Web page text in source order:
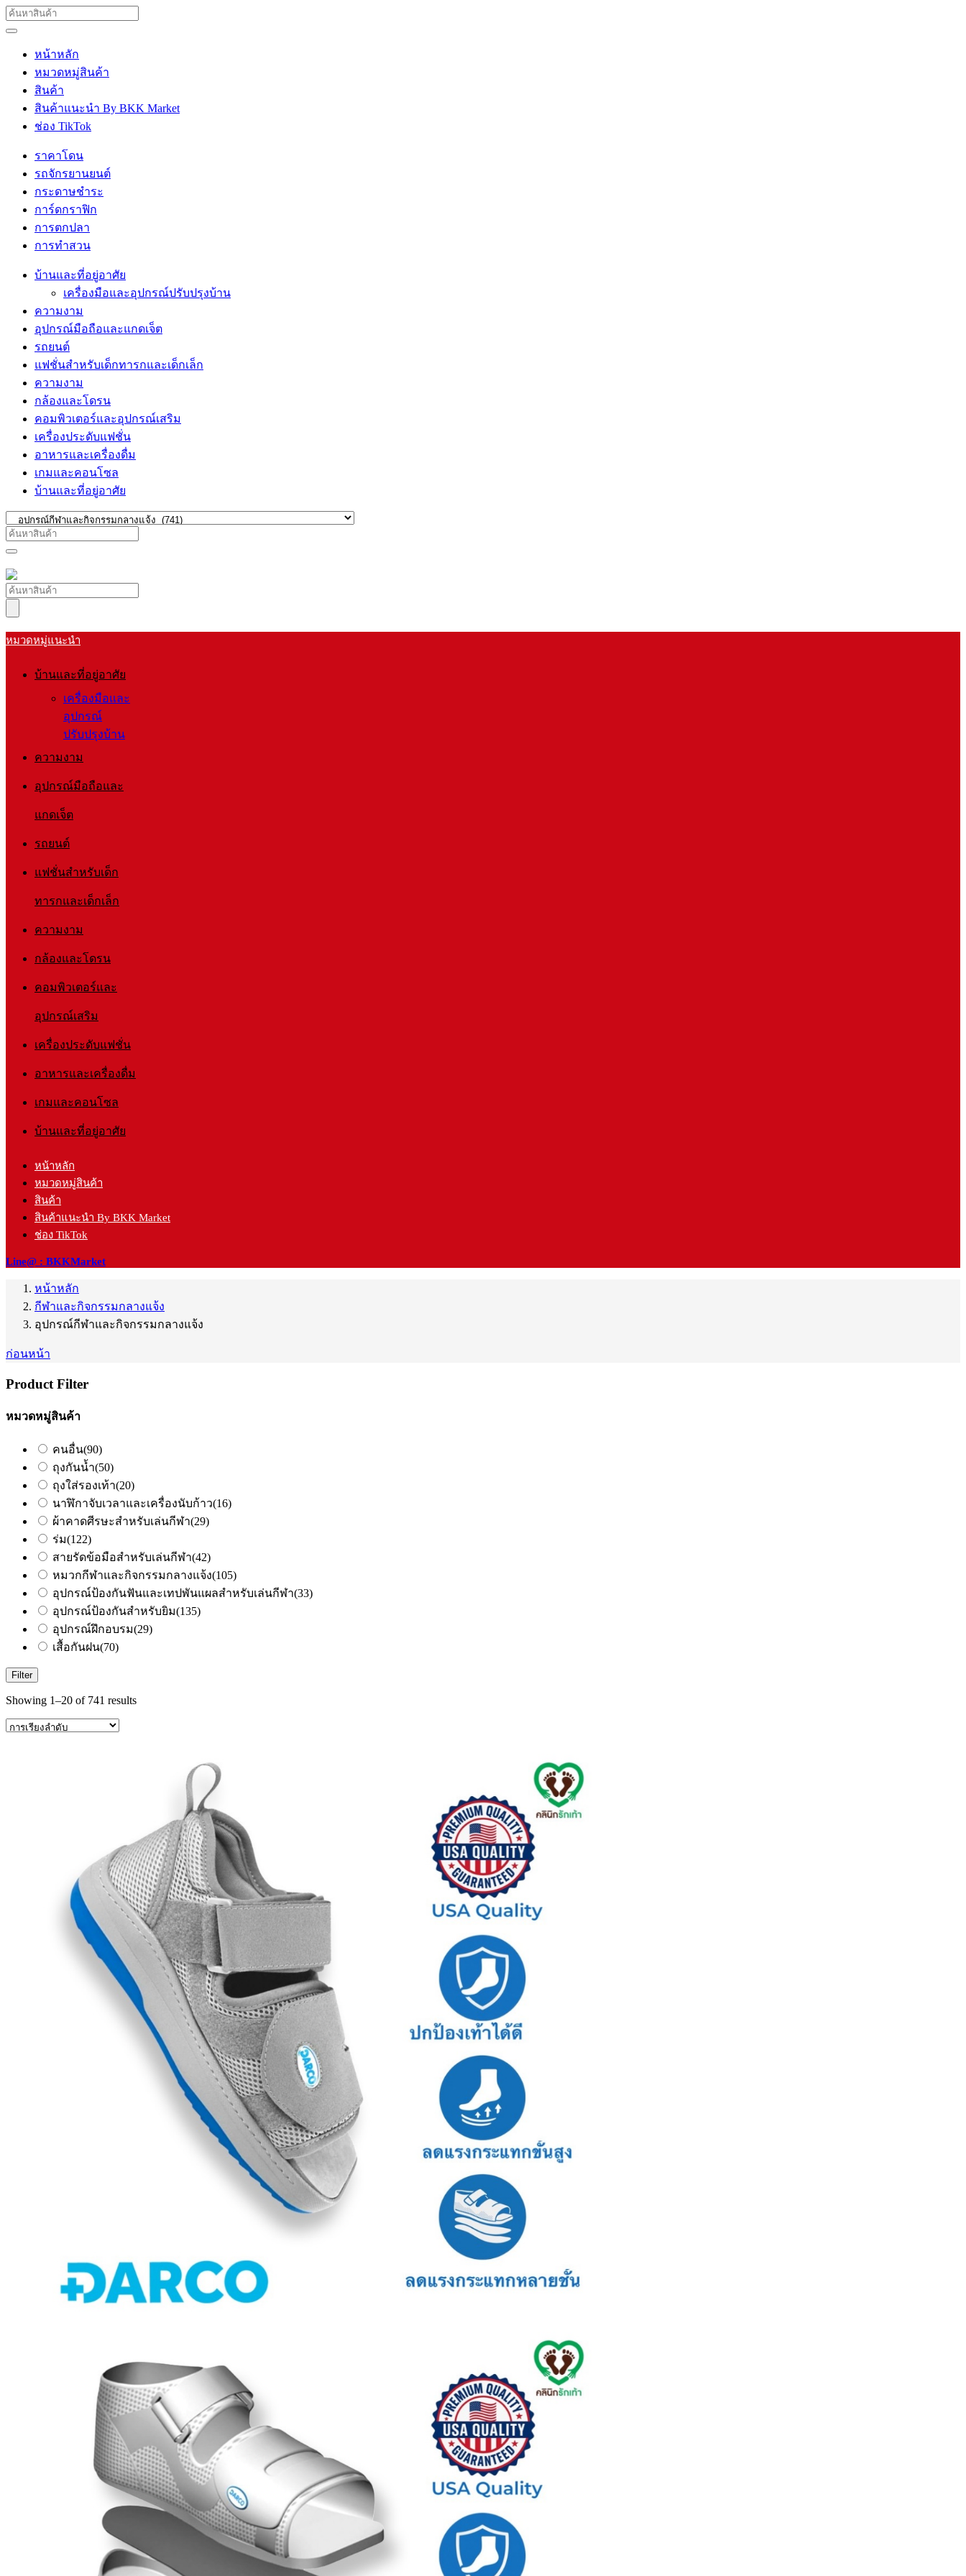
หน้าหลัก
หมวดหมู่สินค้า
สินค้า
สินค้าแนะนำ By BKK Market
ช่อง TikTok
ราคาโดน
รถจักรยานยนต์
กระดาษชำระ
การ์ดกราฟิก
การตกปลา
การทำสวน
บ้านและที่อยู่อาศัย
เครื่องมือและอุปกรณ์ปรับปรุงบ้าน
ความงาม
อุปกรณ์มือถือและแกดเจ็ต
รถยนต์
แฟชั่นสำหรับเด็กทารกและเด็กเล็ก
ความงาม
กล้องและโดรน
คอมพิวเตอร์และอุปกรณ์เสริม
เครื่องประดับแฟชั่น
อาหารและเครื่องดื่ม
เกมและคอนโซล
บ้านและที่อยู่อาศัย
หมวดหมู่แนะนำ
บ้านและที่อยู่อาศัย
เครื่องมือและ
อุปกรณ์
ปรับปรุงบ้าน
ความงาม
อุปกรณ์มือถือและ
แกดเจ็ต
รถยนต์
แฟชั่นสำหรับเด็ก
ทารกและเด็กเล็ก
ความงาม
กล้องและโดรน
คอมพิวเตอร์และ
อุปกรณ์เสริม
เครื่องประดับแฟชั่น
อาหารและเครื่องดื่ม
เกมและคอนโซล
บ้านและที่อยู่อาศัย
หน้าหลัก
หมวดหมู่สินค้า
สินค้า
สินค้าแนะนำ By BKK Market
ช่อง TikTok
Line@ : BKKMarket
หน้าหลัก
กีฬาและกิจกรรมกลางแจ้ง
อุปกรณ์กีฬาและกิจกรรมกลางแจ้ง
ก่อนหน้า
Product Filter
หมวดหมู่สินค้า
คนอื่น(90)
ถุงกันน้ำ(50)
ถุงใส่รองเท้า(20)
นาฬิกาจับเวลาและเครื่องนับก้าว(16)
ผ้าคาดศีรษะสำหรับเล่นกีฬา(29)
ร่ม(122)
สายรัดข้อมือสำหรับเล่นกีฬา(42)
หมวกกีฬาและกิจกรรมกลางแจ้ง(105)
อุปกรณ์ป้องกันฟันและเทปพันแผลสำหรับเล่นกีฬา(33)
อุปกรณ์ป้องกันสำหรับยิม(135)
อุปกรณ์ฝึกอบรม(29)
เสื้อกันฝน(70)
Filter
Showing 1–20 of 741 results